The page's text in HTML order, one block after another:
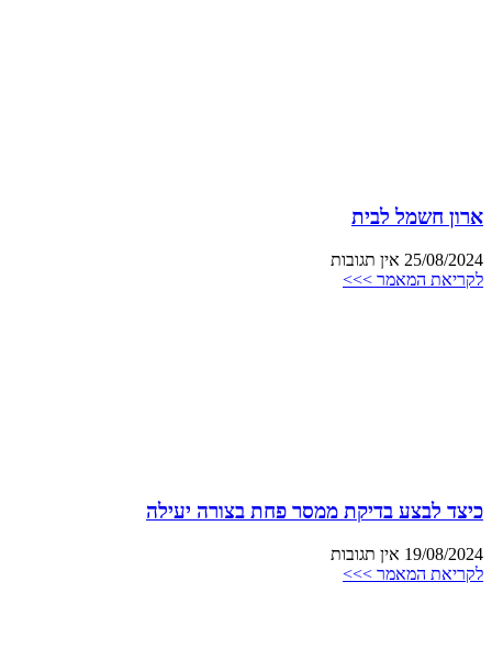
ארון חשמל לבית
25/08/2024 אין תגובות
לקריאת המאמר >>>
כיצד לבצע בדיקת ממסר פחת בצורה יעילה
19/08/2024 אין תגובות
לקריאת המאמר >>>